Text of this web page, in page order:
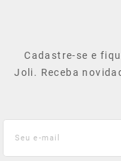
Cadastre-se e
Joli. Receba